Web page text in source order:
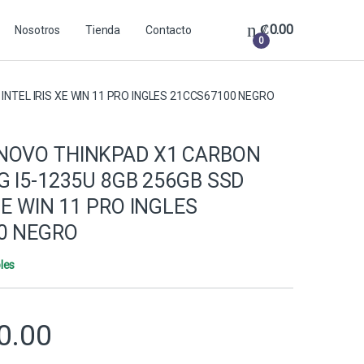
Nosotros Tienda Contacto
0
₡0.00
IRIS XE WIN 11 PRO INGLES 21CCS67100 NEGRO
THINKPAD X1 CARBON
I5-1235U 8GB 256GB SSD
WIN 11 PRO INGLES
NEGRO